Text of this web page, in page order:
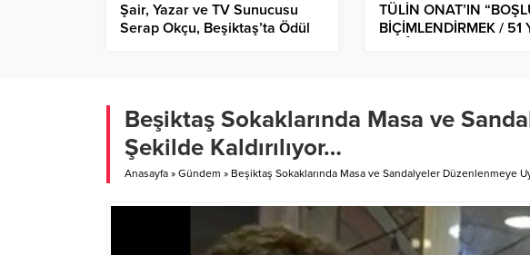
Şair, Yazar ve TV Sunucusu
Serap Okçu, Beşiktaş’ta Ödül
TÜLİN ONAT’IN
BİÇİMLENDİRMEK / 51
Beşiktaş Sokaklarında Masa ve
Şekilde Kaldırılıyor…
Anasayfa » Gündem » Beşiktaş Sokaklarında Masa ve Sandalyeler Düzenlenmeye